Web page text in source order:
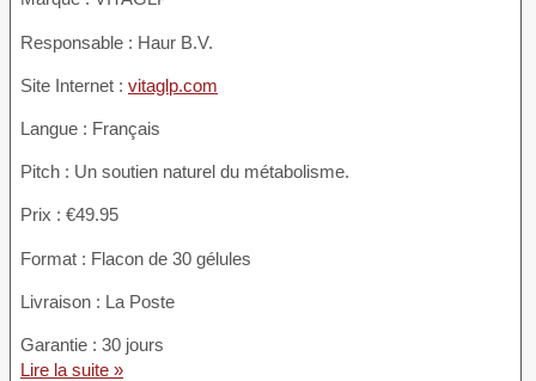
Responsable : Haur B.V.
Site Internet : vitaglp.com
Langue : Français
Pitch : Un soutien naturel du métabolisme.
Prix : €49.95
Format : Flacon de 30 gélules
Livraison : La Poste
Garantie : 30 jours
Lire la suite »